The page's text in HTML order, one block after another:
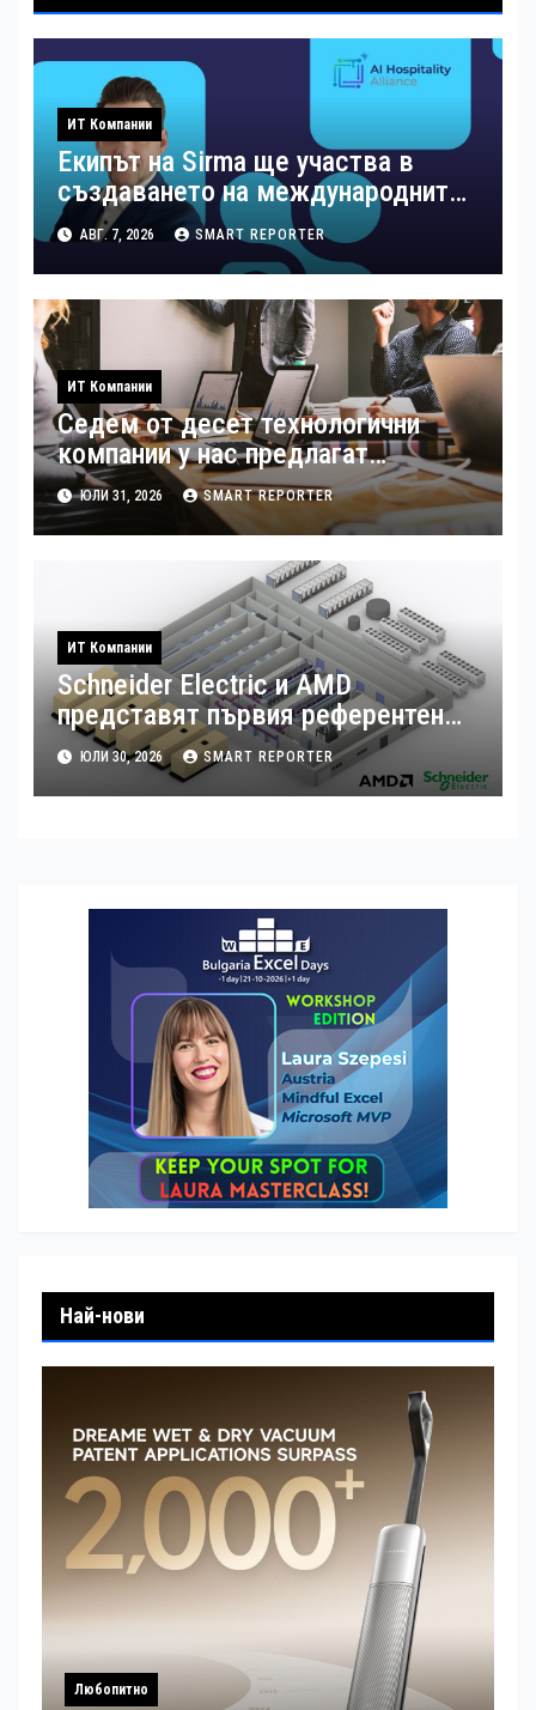
ИТ Компании
Екипът на Sirma ще участва в
създаването на международните
стандарти за навлизане на
изкуствен интелект в
хотелиерството
АВГ. 7, 2026 SMART REPORTER
ИТ Компании
Седем от десет технологични
компании у нас предлагат
хибридна работа
ЮЛИ 31, 2026 SMART REPORTER
ИТ Компании
Schneider Electric и AMD
представят първия референтен
дизайн на платформата Helios за
ускорено изграждане на фабрики
за ИИ
ЮЛИ 30, 2026 SMART REPORTER
Най-нови
Любопитно